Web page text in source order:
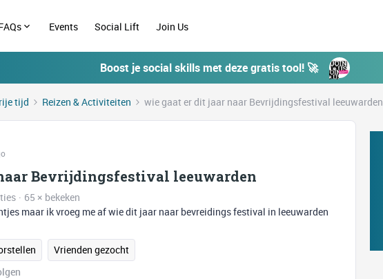
Events Social Lift Join Us
Boost je social skills met deze gratis tool! 🚀
tijd Reizen & Activiteiten wie gaat er dit jaar naar Bevrijdingsfestival leeuwarden
Bevrijdingsfestival leeuwarden
65 × bekeken
maar ik vroeg me af wie dit jaar naar bevreidings festival in leeuwarden
Vrienden gezocht